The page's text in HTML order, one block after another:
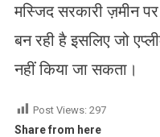
मस्जिद सरकारी ज़मीन
बन रही है इसलिए जो
नहीं किया जा सकता।
Post Views: 297
Share from here